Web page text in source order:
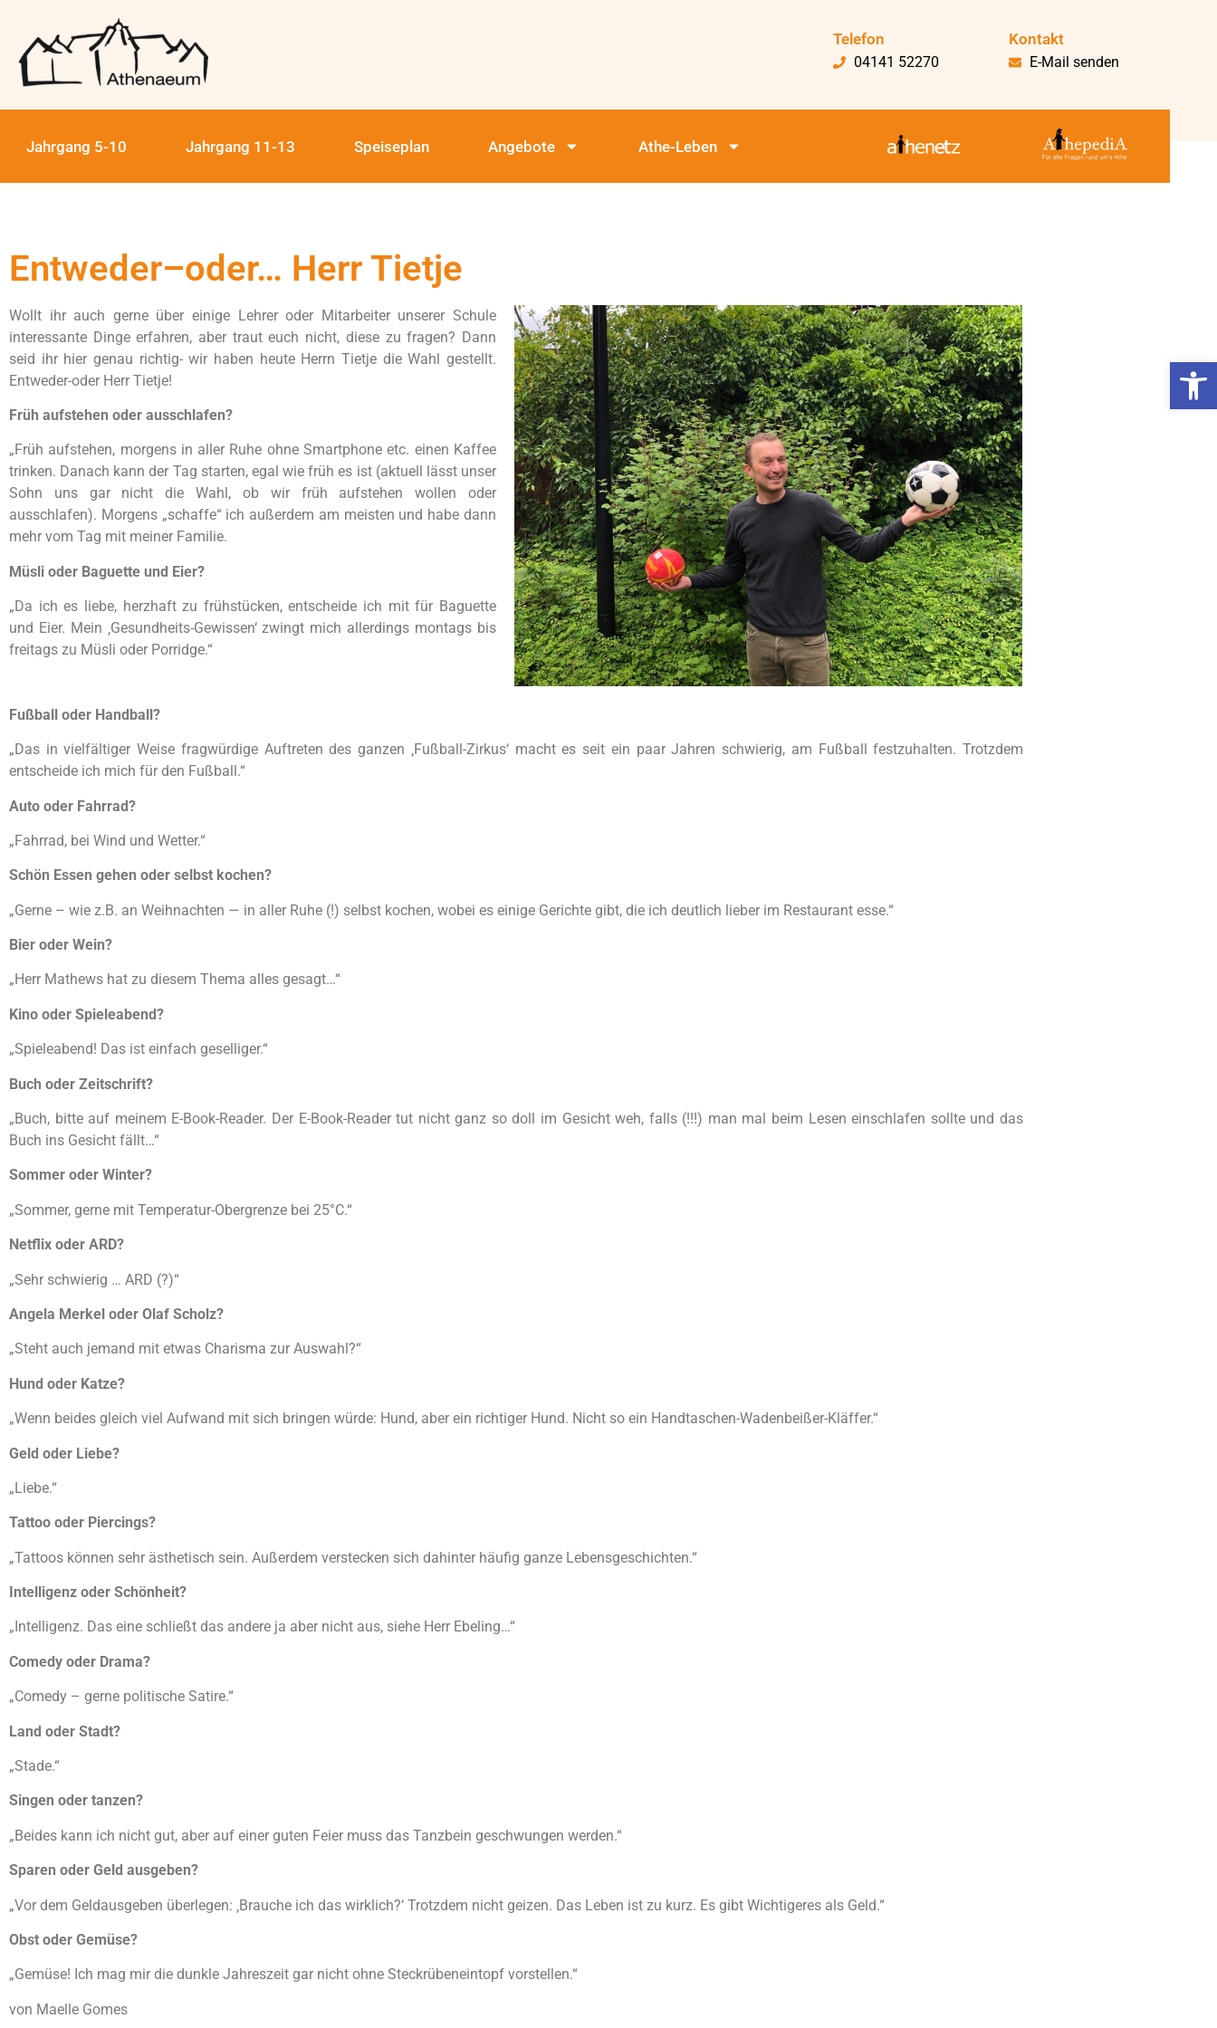
Telefon
04141 52270
Kontakt
E-Mail senden
Jahrgang 5-10 Jahrgang 11-13 Speiseplan Angebote Athe-Leben
Entweder–oder… Herr Tietje
Wollt ihr auch gerne über einige Lehrer oder Mitarbeiter unserer Schule
interessante Dinge erfahren, aber traut euch nicht, diese zu fragen? Dann
seid ihr hier genau richtig- wir haben heute Herrn Tietje die Wahl gestellt.
Entweder-oder Herr Tietje!
Früh aufstehen oder ausschlafen?
„Früh aufstehen, morgens in aller Ruhe ohne Smartphone etc. einen Kaffee
trinken. Danach kann der Tag starten, egal wie früh es ist (aktuell lässt unser
Sohn uns gar nicht die Wahl, ob wir früh aufstehen wollen oder
ausschlafen). Morgens „schaffe“ ich außerdem am meisten und habe dann
mehr vom Tag mit meiner Familie.
Müsli oder Baguette und Eier?
„Da ich es liebe, herzhaft zu frühstücken, entscheide ich mit für Baguette
und Eier. Mein ‚Gesundheits-Gewissen‘ zwingt mich allerdings montags bis
freitags zu Müsli oder Porridge.“
Fußball oder Handball?
„Das in vielfältiger Weise fragwürdige Auftreten des ganzen ‚Fußball-Zirkus‘ macht es seit ein paar Jahren schwierig, am Fußball festzuhalten. Trotzdem
entscheide ich mich für den Fußball.“
Auto oder Fahrrad?
„Fahrrad, bei Wind und Wetter.“
Schön Essen gehen oder selbst kochen?
„Gerne – wie z.B. an Weihnachten — in aller Ruhe (!) selbst kochen, wobei es einige Gerichte gibt, die ich deutlich lieber im Restaurant esse.“
Bier oder Wein?
„Herr Mathews hat zu diesem Thema alles gesagt…“
Kino oder Spieleabend?
„Spieleabend! Das ist einfach geselliger.“
Buch oder Zeitschrift?
„Buch, bitte auf meinem E-Book-Reader. Der E-Book-Reader tut nicht ganz so doll im Gesicht weh, falls (!!!) man mal beim Lesen einschlafen sollte und das
Buch ins Gesicht fällt…“
Sommer oder Winter?
„Sommer, gerne mit Temperatur-Obergrenze bei 25°C.“
Netflix oder ARD?
„Sehr schwierig … ARD (?)“
Angela Merkel oder Olaf Scholz?
„Steht auch jemand mit etwas Charisma zur Auswahl?“
Hund oder Katze?
„Wenn beides gleich viel Aufwand mit sich bringen würde: Hund, aber ein richtiger Hund. Nicht so ein Handtaschen-Wadenbeißer-Kläffer.“
Geld oder Liebe?
„Liebe.“
Tattoo oder Piercings?
„Tattoos können sehr ästhetisch sein. Außerdem verstecken sich dahinter häufig ganze Lebensgeschichten.“
Intelligenz oder Schönheit?
„Intelligenz. Das eine schließt das andere ja aber nicht aus, siehe Herr Ebeling…“
Comedy oder Drama?
„Comedy – gerne politische Satire.“
Land oder Stadt?
„Stade.“
Singen oder tanzen?
„Beides kann ich nicht gut, aber auf einer guten Feier muss das Tanzbein geschwungen werden.“
Sparen oder Geld ausgeben?
„Vor dem Geldausgeben überlegen: ‚Brauche ich das wirklich?‘ Trotzdem nicht geizen. Das Leben ist zu kurz. Es gibt Wichtigeres als Geld.“
Obst oder Gemüse?
„Gemüse! Ich mag mir die dunkle Jahreszeit gar nicht ohne Steckrübeneintopf vorstellen.“
von Maelle Gomes